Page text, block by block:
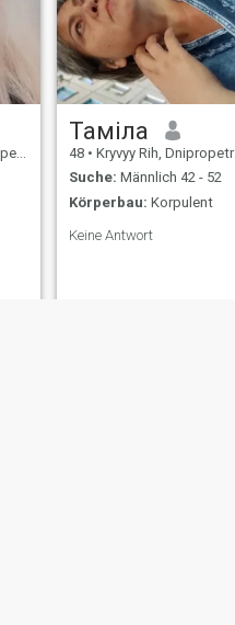
Таміла
48 • Kryvyy Rih, Dnipropetrovs'k, Ukraine
Suche: Männlich 42 - 52
Körperbau: Korpulent
Keine Antwort